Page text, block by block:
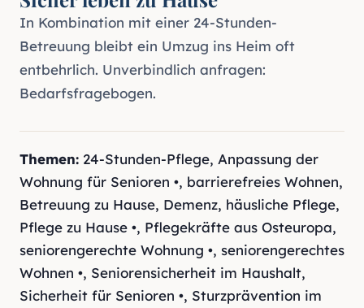
In Kombination mit einer 24-Stunden-
Betreuung bleibt ein Umzug ins Heim oft
entbehrlich. Unverbindlich anfragen:
Bedarfsfragebogen.
Themen: 24-Stunden-Pflege, Anpassung der
Wohnung für Senioren •, barrierefreies Wohnen,
Betreuung zu Hause, Demenz, häusliche Pflege,
Pflege zu Hause •, Pflegekräfte aus Osteuropa,
seniorengerechte Wohnung •, seniorengerechtes
Wohnen •, Seniorensicherheit im Haushalt,
Sicherheit für Senioren •, Sturzprävention im